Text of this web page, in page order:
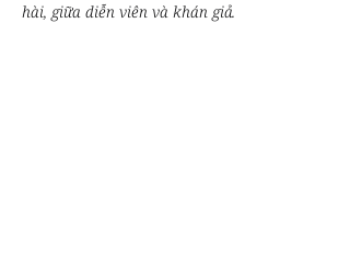
hài, giữa diễn viên và khán giả.